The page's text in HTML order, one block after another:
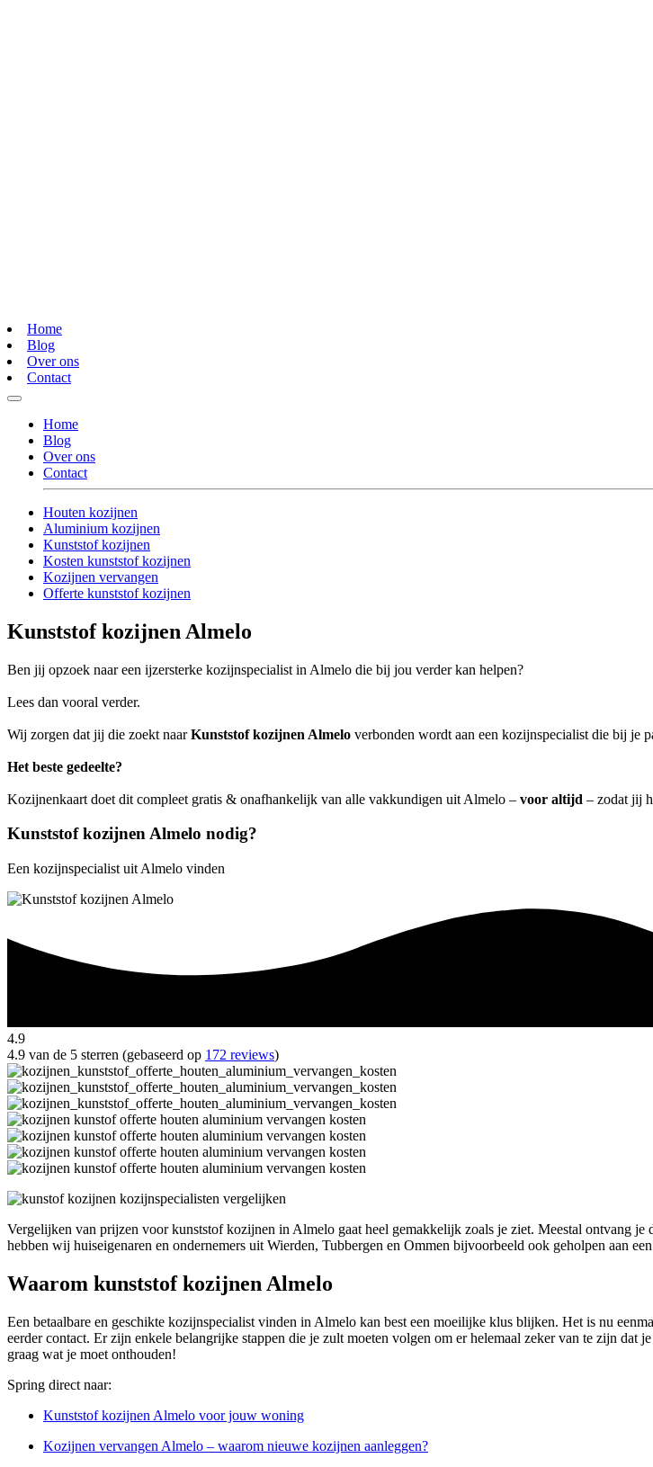
Home
Blog
Over ons
Contact
Home
Blog
Over ons
Contact
Houten kozijnen
Aluminium kozijnen
Kunststof kozijnen
Kosten kunststof kozijnen
Kozijnen vervangen
Offerte kunststof kozijnen
Kunststof kozijnen Almelo
Ben jij opzoek naar een ijzersterke kozijnspecialist in Almelo die bij jou verder kan helpen?
Lees dan vooral verder.
Wij zorgen dat jij die zoekt naarKunststof kozijnen Almelo verbonden wordt aan een kozijnspecialist die bij je
Het beste gedeelte?
Kozijnenkaart doet dit compleet gratis & onafhankelijk van alle vakkundigen uit Almelo – voor altijd – zodat jij
Kunststof kozijnen Almelo nodig?
Een kozijnspecialist uit Almelo vinden
4.9
4.9 van de 5 sterren (gebaseerd op 172 reviews)
Vergelijken van prijzen voor kunststof kozijnen in Almelo gaat heel gemakkelijk zoals je ziet. Meestal ontvang
hebben wij huiseigenaren en ondernemers uit Wierden, Tubbergen en Ommen bijvoorbeeld ook geholpen aan
Waarom kunststof kozijnen Almelo
Een betaalbare en geschikte kozijnspecialist vinden in Almelo kan best een moeilijke klus blijken. Het is nu
eerder contact. Er zijn enkele belangrijke stappen die je zult moeten volgen om er helemaal zeker van te zijn
graag wat je moet onthouden!
Spring direct naar:
Kunststof kozijnen Almelo voor jouw woning
Kozijnen vervangen Almelo – waarom nieuwe kozijnen aanleggen?